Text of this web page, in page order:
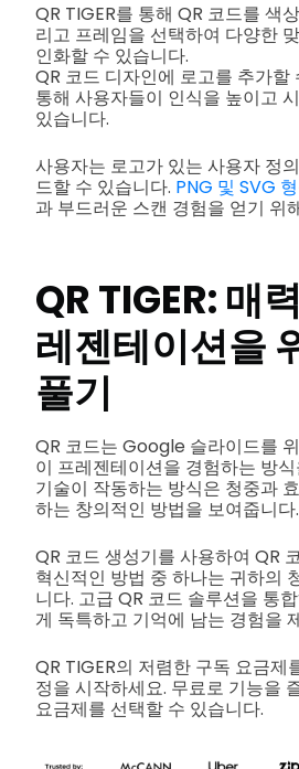
QR TIGER를 통해 QR 코드를 색
리고 프레임을 선택하여 다양한
인화할 수 있습니다.
QR 코드 디자인에 로고를 추가할
통해 사용자들이 인식을 높이고
있습니다.
사용자는 로고가 있는 사용자 정
드할 수 있습니다. PNG 및 SVG
과 부드러운 스캔 경험을 얻기 위
QR TIGER: 매
레젠테이션을
풀기
QR 코드는 Google 슬라이드를
이 프레젠테이션을 경험하는 방
기술이 작동하는 방식은 청중과
하는 창의적인 방법을 보여줍니다.
QR 코드 생성기를 사용하여 QR
혁신적인 방법 중 하나는 귀하의
니다. 고급 QR 코드 솔루션을 통
게 독특하고 기억에 남는 경험을
QR TIGER의 저렴한 구독 요금제
정을 시작하세요. 무료로 기능을
요금제를 선택할 수 있습니다.